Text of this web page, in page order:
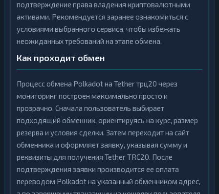
подтверждение права владения криптовалютными
активами. Рекомендуется заранее ознакомиться с
условиями выбранного сервиса, чтобы избежать
неожиданных требований на этапе обмена.
Как проходит обмен
Процесс обмена Polkadot на Tether трц20 через
мониторинг построен максимально просто и
прозрачно. Сначала пользователь выбирает
подходящий обменник, ориентируясь на курс, размер
резерва и условия сделки. Затем переходит на сайт
обменника и оформляет заявку, указывая сумму и
реквизиты для получения Tether TRC20. После
подтверждения заявки производится ее оплата
переводом Polkadot на указанный обменником адрес,